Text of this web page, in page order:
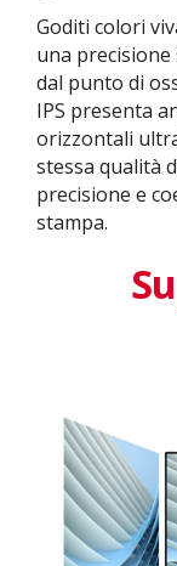
Goditi colori
una
dal punto di
IPS presenta
orizzontali
stessa qualità
precisione e
stampa.